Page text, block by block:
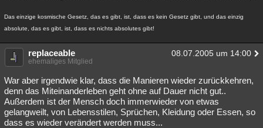
Das einzige kosmische Gesetz, das es gibt, ist, dass es kein Gesetz gibt, und das einzig
absolute, das es gibt, ist, dass es nichts absolutes gibt!
replaceable 08.07.2005 um 14:00
ehemaliges Mitglied
War aber irgendwie klar, dass die Manieren wieder zurückkehren,
denn das Miteinanderleben geht ohne auf Dauer nicht gut..
Außerdem ist der Mensch doch immerwieder von etwas
gelangweilt, von Lebensstilen, Sprüchen, Kleidung oder Essen, so
dass es wieder verändert werden muss...